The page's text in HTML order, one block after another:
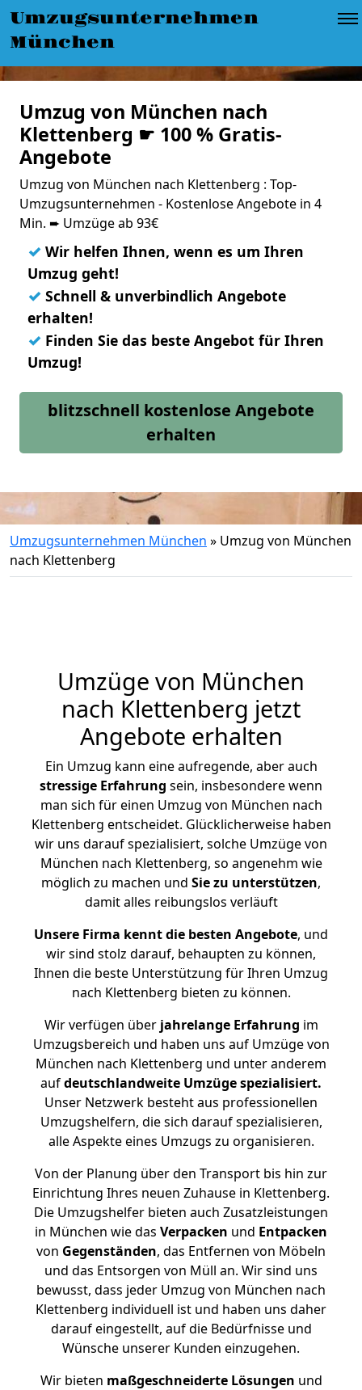
Umzugsunternehmen
München
Umzug von München nach
Klettenberg ☛ 100 % Gratis-
Angebote
Umzug von München nach Klettenberg : Top-
Umzugsunternehmen - Kostenlose Angebote in 4
Min. ➨ Umzüge ab 93€
✓ Wir helfen Ihnen, wenn es um Ihren
Umzug geht!
✓ Schnell & unverbindlich Angebote
erhalten!
✓ Finden Sie das beste Angebot für Ihren
Umzug!
blitzschnell kostenlose Angebote
erhalten
Umzugsunternehmen München » Umzug von München
nach Klettenberg
Umzüge von München
nach Klettenberg jetzt
Angebote erhalten
Ein Umzug kann eine aufregende, aber auch
stressige Erfahrung sein, insbesondere wenn
man sich für einen Umzug von München nach
Klettenberg entscheidet. Glücklicherweise haben
wir uns darauf spezialisiert, solche Umzüge von
München nach Klettenberg, so angenehm wie
möglich zu machen und Sie zu unterstützen,
damit alles reibungslos verläuft
Unsere Firma kennt die besten Angebote, und
wir sind stolz darauf, behaupten zu können,
Ihnen die beste Unterstützung für Ihren Umzug
nach Klettenberg bieten zu können.
Wir verfügen überjahrelange Erfahrung im
Umzugsbereich und haben uns auf Umzüge von
München nach Klettenberg und unter anderem
aufdeutschlandweite Umzüge spezialisiert.
Unser Netzwerk besteht aus professionellen
Umzugshelfern, die sich darauf spezialisieren,
alle Aspekte eines Umzugs zu organisieren.
Von der Planung über den Transport bis hin zur
Einrichtung Ihres neuen Zuhause in Klettenberg.
Die Umzugshelfer bieten auch Zusatzleistungen
in München wie das Verpacken und Entpacken
von Gegenständen, das Entfernen von Möbeln
und das Entsorgen von Müll an. Wir sind uns
bewusst, dass jeder Umzug von München nach
Klettenberg individuell ist und haben uns daher
darauf eingestellt, auf die Bedürfnisse und
Wünsche unserer Kunden einzugehen.
Wir bieten maßgeschneiderte Lösungen und